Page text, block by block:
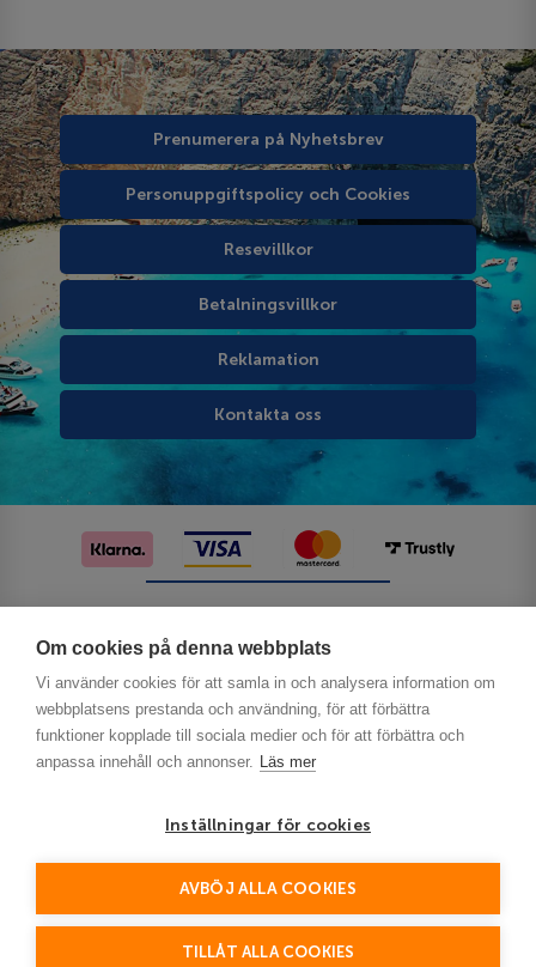
Om cookies på denna webbplats
Vi använder cookies för att samla in och analysera information om
webbplatsens prestanda och användning, för att förbättra
funktioner kopplade till sociala medier och för att förbättra och
anpassa innehåll och annonser. Läs mer
Inställningar för cookies
AVBÖJ ALLA COOKIES
TILLÅT ALLA COOKIES
Prenumerera på Nyhetsbrev
Personuppgiftspolicy och Cookies
Resevillkor
Betalningsvillkor
Reklamation
Kontakta oss
This site is protected by reCAPTCHA and the Google
Policy and Terms of Service apply.